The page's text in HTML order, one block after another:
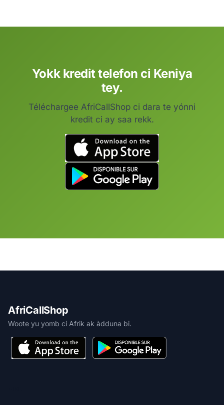
Yokk kredit telefon ci Keniya
tey.
Téléchargee AfriCallShop ci dara te yónni
kredit ci ay saa rekk.
AfriCallShop
Woote yu yomb ci Afrik ak àdduna bi.